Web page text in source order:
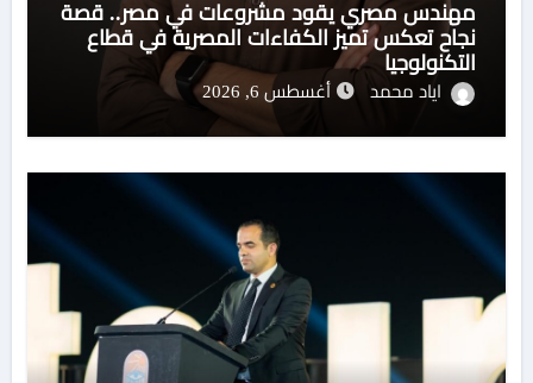
مهندس مصري يقود مشروعات في مصر.. قصة
نجاح تعكس تميز الكفاءات المصرية في قطاع
التكنولوجيا
اياد محمد أغسطس 6, 2026